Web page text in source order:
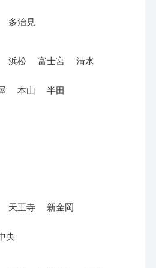
多治見
浜松 富士宮 清水
本山 半田
天王寺 新金岡
央